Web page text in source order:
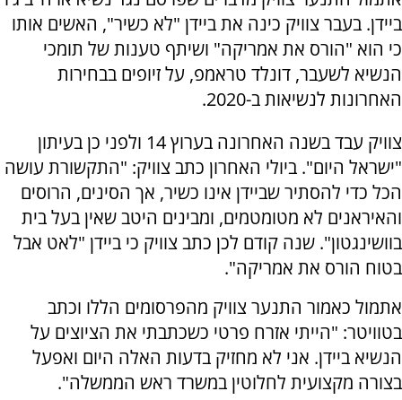
ביידן. בעבר צוויק כינה את ביידן "לא כשיר", האשים אותו
כי הוא "הורס את אמריקה" ושיתף טענות של תומכי
הנשיא לשעבר, דונלד טראמפ, על זיופים בבחירות
האחרונות לנשיאות ב-2020.
צוויק עבד בשנה האחרונה בערוץ 14 ולפני כן בעיתון
"ישראל היום". ביולי האחרון כתב צוויק: "התקשורת עושה
הכל כדי להסתיר שביידן אינו כשיר, אך הסינים, הרוסים
והאיראנים לא מטומטמים, ומבינים היטב שאין בעל בית
בוושינגטון". שנה קודם לכן כתב צוויק כי ביידן "לאט אבל
בטוח הורס את אמריקה".
אתמול כאמור התנער צוויק מהפרסומים הללו וכתב
בטוויטר: "הייתי אזרח פרטי כשכתבתי את הציוצים על
הנשיא ביידן. אני לא מחזיק בדעות האלה היום ואפעל
בצורה מקצועית לחלוטין במשרד ראש הממשלה".